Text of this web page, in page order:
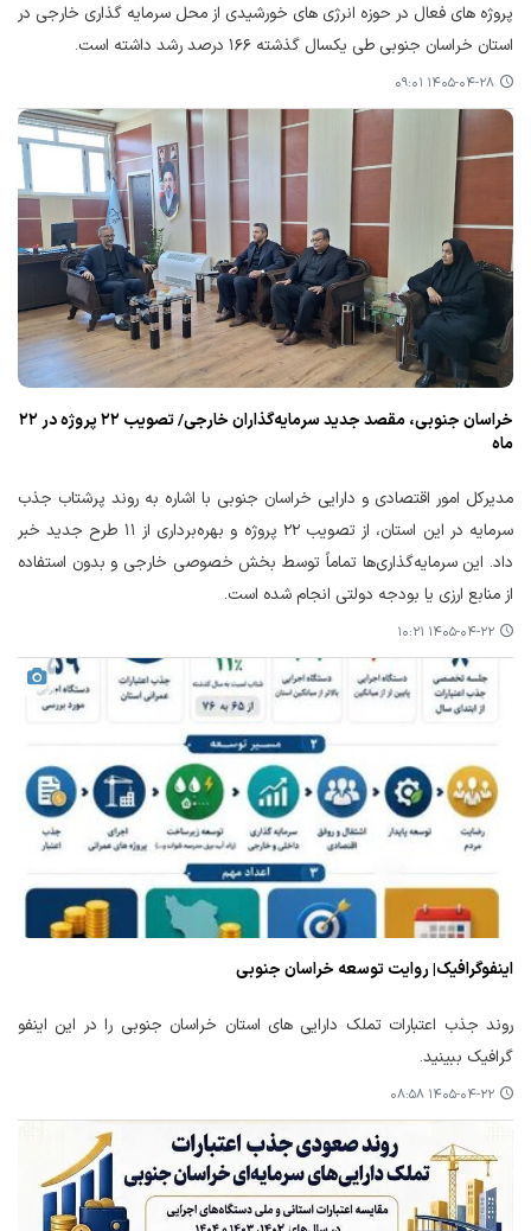
پروژه های فعال در حوزه انرژی های خورشیدی از محل سرمایه گذاری خارجی در
استان خراسان جنوبی طی یکسال گذشته ۱۶۶ درصد رشد داشته است.
۱۴۰۵-۰۴-۲۸ ۰۹:۰۱
خراسان جنوبی، مقصد جدید سرمایه‌گذاران خارجی/ تصویب ۲۲ پروژه در ۲۲
ماه
مدیرکل امور اقتصادی و دارایی خراسان جنوبی با اشاره به روند پرشتاب جذب
سرمایه در این استان، از تصویب ۲۲ پروژه و بهره‌برداری از ۱۱ طرح جدید خبر
داد. این سرمایه‌گذاری‌ها تماماً توسط بخش خصوصی خارجی و بدون استفاده
از منابع ارزی یا بودجه دولتی انجام شده است.
۱۴۰۵-۰۴-۲۲ ۱۰:۲۱
اینفوگرافیک| روایت توسعه خراسان جنوبی
روند جذب اعتبارات تملک دارایی های استان خراسان جنوبی را در این اینفو
گرافیک ببینید.
۱۴۰۵-۰۴-۲۲ ۰۸:۵۸